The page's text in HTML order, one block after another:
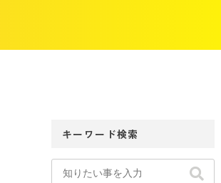
キーワード検索